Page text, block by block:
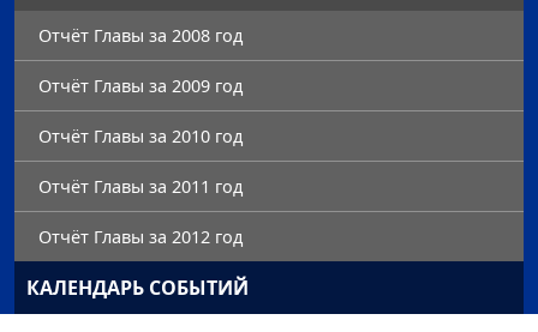
Отчёт Главы за 2008 год
Отчёт Главы за 2009 год
Отчёт Главы за 2010 год
Отчёт Главы за 2011 год
Отчёт Главы за 2012 год
КАЛЕНДАРЬ СОБЫТИЙ